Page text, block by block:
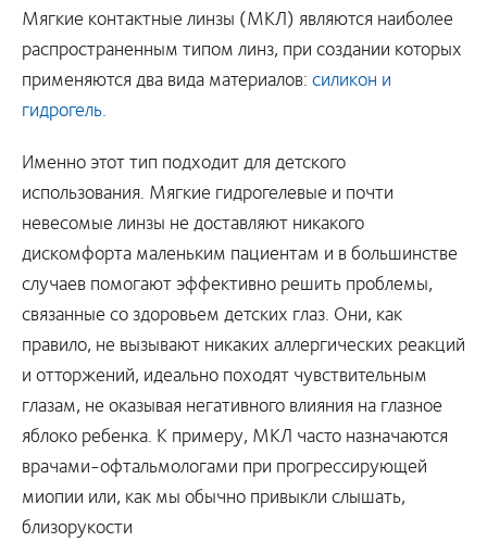
Мягкие контактные линзы (МКЛ) являются наиболее
распространенным типом линз, при создании которых
применяются два вида материалов:силикон и
гидрогель.
Именно этот тип подходит для детского
использования. Мягкие гидрогелевые и почти
невесомые линзы не доставляют никакого
дискомфорта маленьким пациентам и в большинстве
случаев помогают эффективно решить проблемы,
связанные со здоровьем детских глаз. Они, как
правило, не вызывают никаких аллергических реакций
и отторжений, идеально походят чувствительным
глазам, не оказывая негативного влияния на глазное
яблоко ребенка. К примеру, МКЛ часто назначаются
врачами-офтальмологами при прогрессирующей
миопии или, как мы обычно привыкли слышать,
близорукости